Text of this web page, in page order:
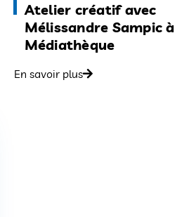
Atelier créatif avec
Mélissandre Sampic
Médiathèque
En savoir plus